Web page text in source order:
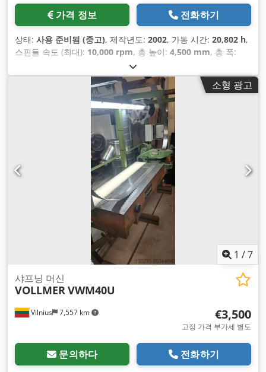
가격 정보 전화하기
상태: 사용 준비됨 (중고), 제작년도: 2002, 가동 시간: 20,802 h,
스핀들 속도 (최대): 10,000 rpm, 총 높이: 4,500 mm, 총 폭:
41,500 kg, 테이블 폭:
길이:1,250 mm, X축 이동 거리:1,600 mm, Y축 이동 거리:
, Z축 이동 거리: 1,000 mm, 컨트롤러 제조업체:
, 제품 길이(최대):10,500 mm
소형 광고
1 /7
Vilnius 7,557 km
샤프닝 머신
VOLLMER VWM40U
€3,500
고정 가격 부가세 별도
문의하다 전화하기